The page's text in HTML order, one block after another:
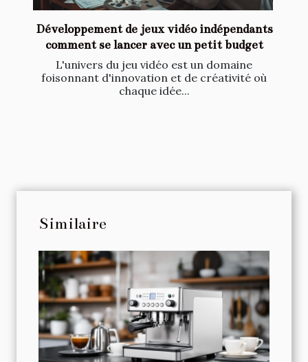
Développement de jeux vidéo indépendants
comment se lancer avec un petit budget
L'univers du jeu vidéo est un domaine
foisonnant d'innovation et de créativité où
chaque idée...
Similaire